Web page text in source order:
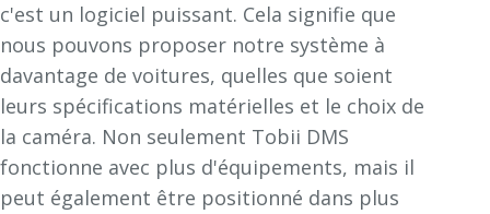
c'est un logiciel puissant. Cela signifie que
nous pouvons proposer notre système à
davantage de voitures, quelles que soient
leurs spécifications matérielles et le choix de
la caméra. Non seulement Tobii DMS
fonctionne avec plus d'équipements, mais il
peut également être positionné dans plus